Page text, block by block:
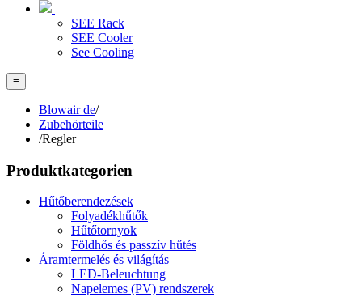
SEE Rack
SEE Cooler
See Cooling
≡
Blowair de/
Zubehörteile
/Regler
Produktkategorien
Hűtőberendezések
Folyadékhűtők
Hűtőtornyok
Földhős és passzív hűtés
Áramtermelés és világítás
LED-Beleuchtung
Napelemes (PV) rendszerek